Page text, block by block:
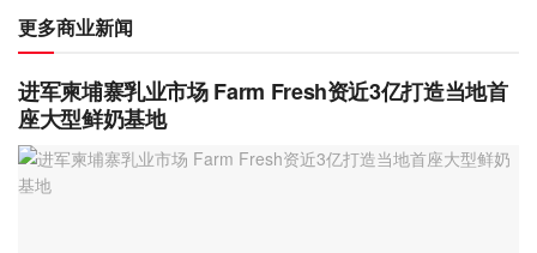
更多商业新闻
进军柬埔寨乳业市场 Farm Fresh资近3亿打造当地首
座大型鲜奶基地